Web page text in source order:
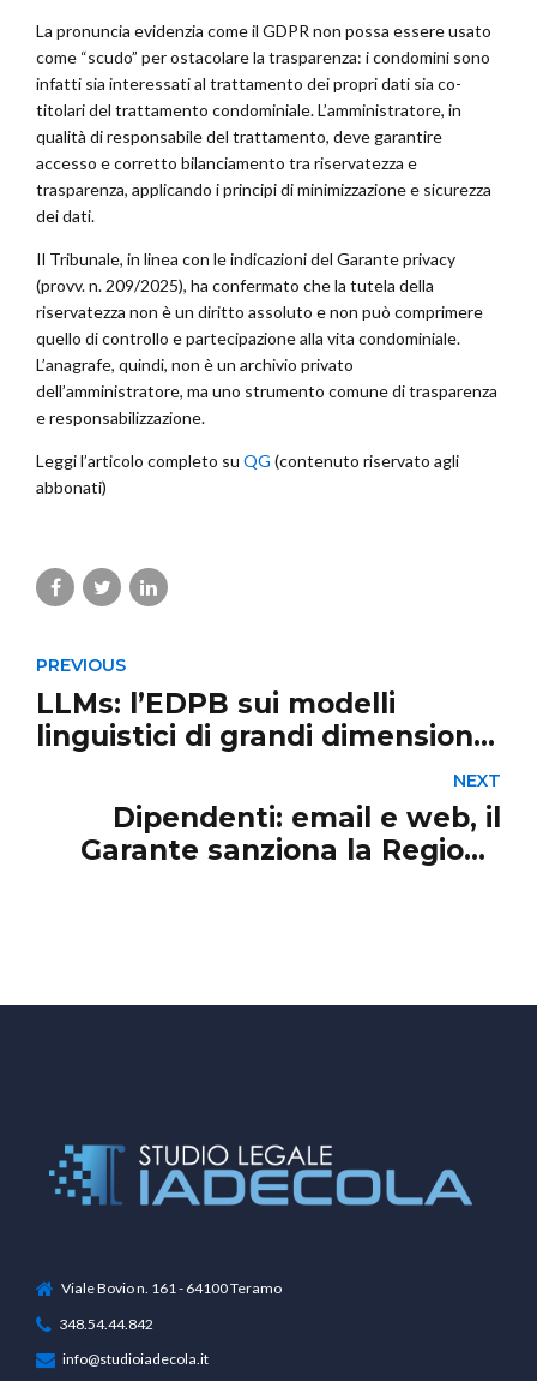
La pronuncia evidenzia come il GDPR non possa essere usato
come “scudo” per ostacolare la trasparenza: i condomini sono
infatti sia interessati al trattamento dei propri dati sia co-
titolari del trattamento condominiale. L’amministratore, in
qualità di responsabile del trattamento, deve garantire
accesso e corretto bilanciamento tra riservatezza e
trasparenza, applicando i principi di minimizzazione e sicurezza
dei dati.
Il Tribunale, in linea con le indicazioni del Garante privacy
(provv. n. 209/2025), ha confermato che la tutela della
riservatezza non è un diritto assoluto e non può comprimere
quello di controllo e partecipazione alla vita condominiale.
L’anagrafe, quindi, non è un archivio privato
dell’amministratore, ma uno strumento comune di trasparenza
e responsabilizzazione.
Leggi l’articolo completo su QG (contenuto riservato agli
abbonati)
PREVIOUS
LLMs: l’EDPB sui modelli
linguistici di grandi dimensioni
privacy
NEXT
Dipendenti: email e web, il
Garante sanziona la Regione
Viale Bovio n. 161 - 64100 Teramo
348.54.44.842
info@studioiadecola.it